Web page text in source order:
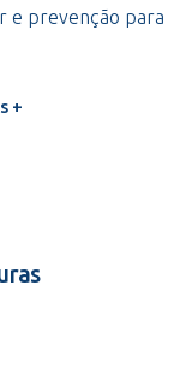
e prevenção para
+